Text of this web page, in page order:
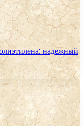
надежный